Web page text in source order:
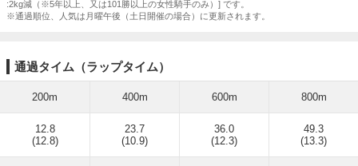
:2kg減（※5年以上、又は101勝以上の女性騎手のみ）] です。
※通過順位、人気は月曜午後（土日開催の場合）に更新されます。
通過タイム（ラップタイム）
200m 400m 600m 800m
12.8
(12.8)
23.7
(10.9)
36.0
(12.3)
49.3
(13.3)